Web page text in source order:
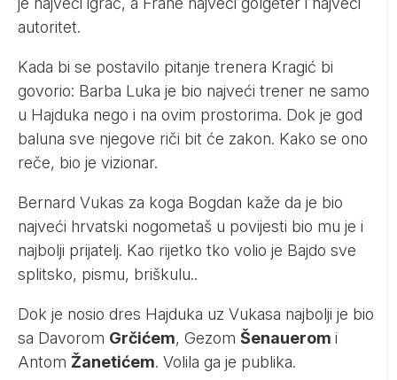
autoritet.
Kada bi se postavilo pitanje trenera Kragić bi
govorio: Barba Luka je bio najveći trener ne samo
u Hajduka nego i na ovim prostorima. Dok je god
baluna sve njegove riči bit će zakon. Kako se ono
reče, bio je vizionar.
Bernard Vukas za koga Bogdan kaže da je bio
najveći hrvatski nogometaš u povijesti bio mu je i
najbolji prijatelj. Kao rijetko tko volio je Bajdo sve
splitsko, pismu, briškulu..
Dok je nosio dres Hajduka uz Vukasa najbolji je bio
sa Davorom Grčićem, Gezom Šenauerom i
Antom Žanetićem. Volila ga je publika.